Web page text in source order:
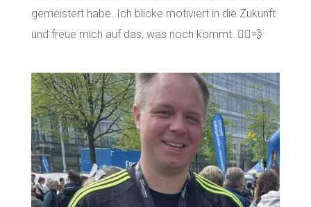
gemeistert habe. Ich blicke motiviert in die Zukunft
und freue mich auf das, was noch kommt. 🏃‍♂️💨